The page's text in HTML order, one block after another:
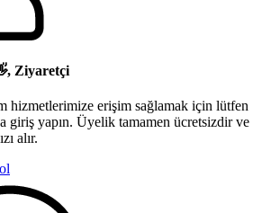
Ziyaretçi
hizmetlerimize erişim sağlamak için lütfen
giriş yapın. Üyelik tamamen ücretsizdir ve
alır.